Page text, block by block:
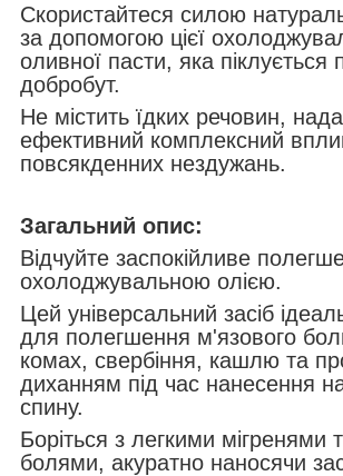
Скористайтеся силою
за допомогою цієї
оливної пасти, яка піклується
добробут.
Не містить їдких речовин,
ефективний комплексний
повсякденних нездужань.
Загальний опис:
Відчуйте заспокійливе
охолоджувальною олією.
Цей універсальний засіб
для полегшення м'язового
комах, свербіння, кашлю та
диханням під час нанесення
спину.
Боріться з легкими мігренями
болями, акуратно наносячи